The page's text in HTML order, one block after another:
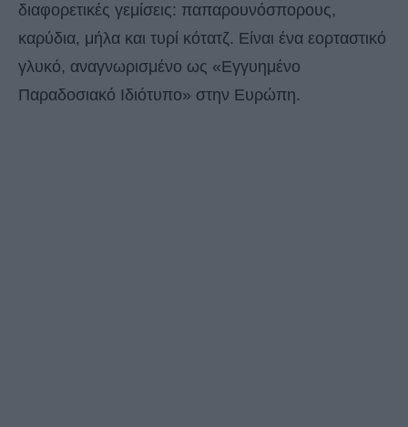
διαφορετικές γεμίσεις: παπαρουνόσπορους,
καρύδια, μήλα και τυρί κότατζ. Είναι ένα εορταστικό
γλυκό, αναγνωρισμένο ως «Εγγυημένο
Παραδοσιακό Ιδιότυπο» στην Ευρώπη.